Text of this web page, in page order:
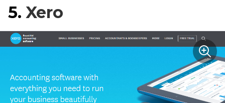
5. Xero